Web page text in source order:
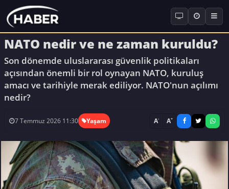
NATO nedir ve ne zaman kuruldu?
Son dönemde uluslararası güvenlik politikaları
açısından önemli bir rol oynayan NATO, kuruluş
amacı ve tarihiyle merak ediliyor. NATO'nun açılımı
nedir?
7 Temmuz 2026 11:30 Yaşam A- A+